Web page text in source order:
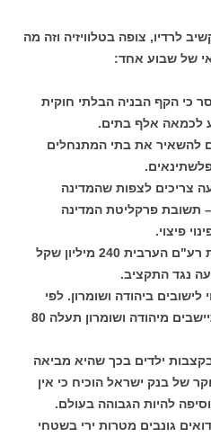
לרדיו, צופה בטלוויזיה וזה מה
של שבוע אחד:
כי הקף הבניה הבלתי חוקית
לכמאה אלף בתים.
להשאיר את בתי המתנחלים
צריכים לצפות שהמדינה
תשובת פרקליטת המדינה
פיצוי.
· אריאל שרון הבטיח לסיעת רע"ם הערבית 240 מיליון שקל
נגד התקציב.
לישובים ביהודה ושומרון. לפי
החישוב עקירת 80 אלף מתיישבים מיהודה ושומרון תעלה 80
ילדים בכך שהיא מביאה
של בנק ישראל הוכיח כי אין
להיות הגבוהה בעולם.
גונבים מטרות ירי בשטחי